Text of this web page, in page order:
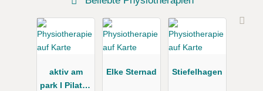
aktiv am
park I Pilates
Elke Sternad Stiefelhagen